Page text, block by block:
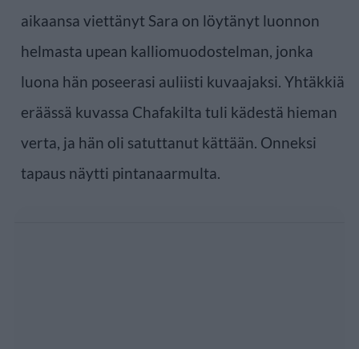
aikaansa viettänyt Sara on löytänyt luonnon
helmasta upean kalliomuodostelman, jonka
luona hän poseerasi auliisti kuvaajaksi. Yhtäkkiä
eräässä kuvassa Chafakilta tuli kädestä hieman
verta, ja hän oli satuttanut kättään. Onneksi
tapaus näytti pintanaarmulta.